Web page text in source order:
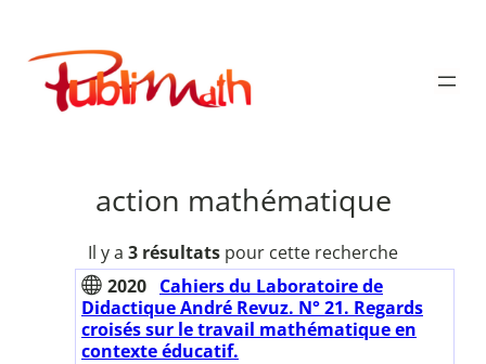
contenu
Publimath
action mathématique
Il y a 3 résultats pour cette recherche
2020 Cahiers du Laboratoire de
Didactique André Revuz. N° 21. Regards
croisés sur le travail mathématique en
contexte éducatif.